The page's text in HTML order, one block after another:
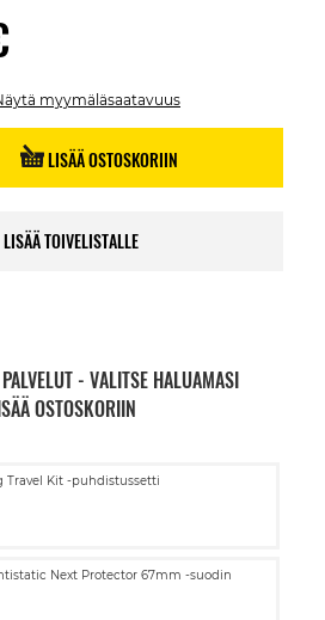
myymäläsaatavuus
LISÄÄ OSTOSKORIIN
LISÄÄ TOIVELISTALLE
- VALITSE HALUAMASI
OSTOSKORIIN
Travel Kit -puhdistussetti
Next Protector 67mm -suodin